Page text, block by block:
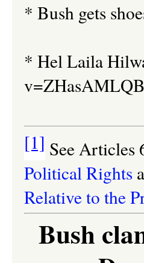
* Bush gets
* Hel Laila
[1] See Articles
Political Rights
Relative to the
Bush